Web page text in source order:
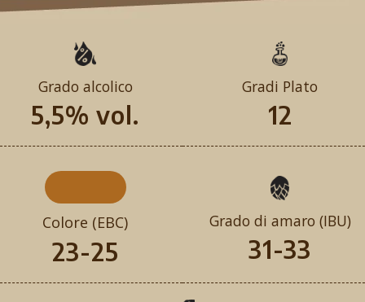
Grado alcolico
5,5% vol.
Gradi Plato
12
Colore (EBC)
23-25
Grado di amaro (IBU)
31-33